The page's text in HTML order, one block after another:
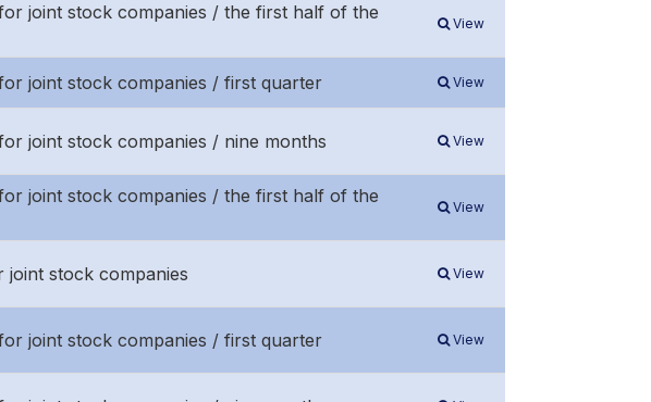
joint stock companies / the first half of the
View
joint stock companies / first quarter View
joint stock companies / nine months View
joint stock companies / the first half of the
View
stock companies View
joint stock companies / first quarter View